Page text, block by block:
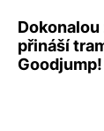
Dokonalou
přináší
Goodjump!